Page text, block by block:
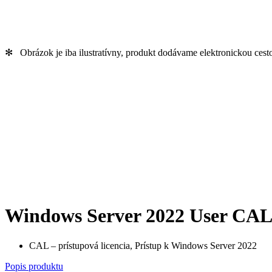
✻ Obrázok je iba ilustratívny, produkt dodávame elektronickou
Windows Server 2022 User CAL
CAL – prístupová licencia, Prístup k Windows Server 2022
Popis produktu